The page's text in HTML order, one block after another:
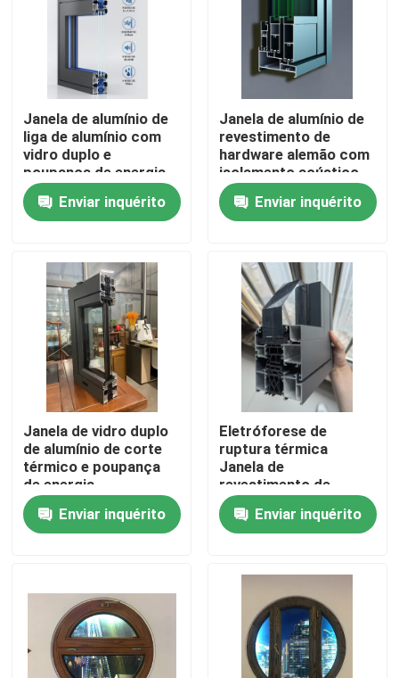
Casa
Produtos
vídeos
Sobre nós
Excursão da fábrica
Controle da qualidade
Contacte-nos
Perfis da porta de UPVC
Perfis da janela de UPVC
Janela de alumínio de
liga de alumínio com
vidro duplo e
poupança de energia
Enviar inquérito
Janela de alumínio de
revestimento de
hardware alemão com
isolamento acústico
30-40 DB e hardware
chinêsEnviar inquérito
Janela de vidro duplo
de alumínio de corte
térmico e poupança
de energia
Enviar inquérito
Eletróforese de
ruptura térmica
Janela de
revestimento de
alumínio com 5+9A+5
Double Glazing Bead
Enviar inquérito